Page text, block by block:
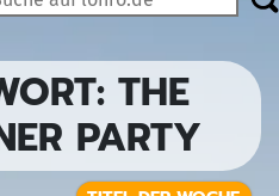
THE
PARTY